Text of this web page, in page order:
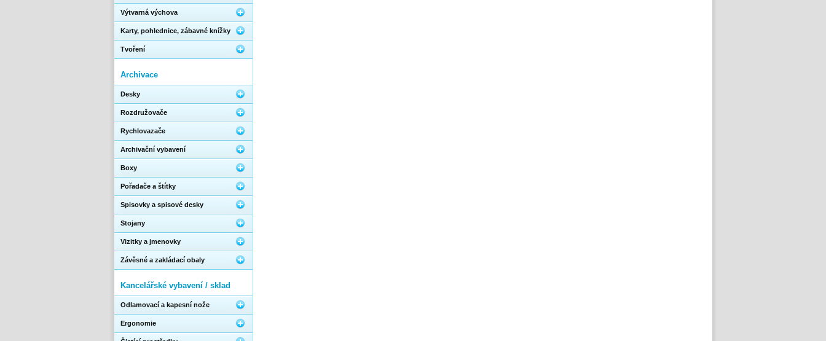
Výtvarná výchova
Karty, pohlednice, zábavné knížky
Tvoření
Archivace
Desky
Rozdružovače
Rychlovazače
Archivační vybavení
Boxy
Pořadače a štítky
Spisovky a spisové desky
Stojany
Vizitky a jmenovky
Závěsné a zakládací obaly
Kancelářské vybavení / sklad
Odlamovací a kapesní nože
Ergonomie